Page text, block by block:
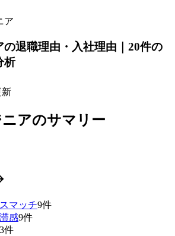
ア
の退職理由・入社理由｜20件の
析
新
アのサマリー
マッチ9件
感9件
3件